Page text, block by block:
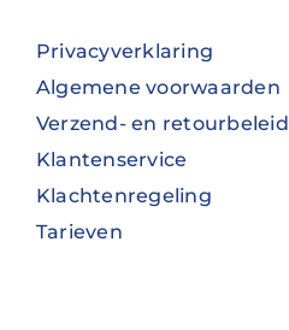
Privacyverklaring
Algemene voorwaarden
Verzend- en retourbeleid
Klantenservice
Klachtenregeling
Tarieven